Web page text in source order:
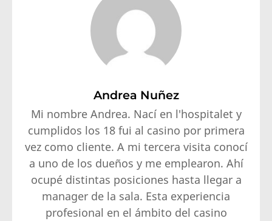
Andrea Nuñez
Mi nombre Andrea. Nací en l'hospitalet y
cumplidos los 18 fui al casino por primera
vez como cliente. A mi tercera visita conocí
a uno de los dueños y me emplearon. Ahí
ocupé distintas posiciones hasta llegar a
manager de la sala. Esta experiencia
profesional en el ámbito del casino